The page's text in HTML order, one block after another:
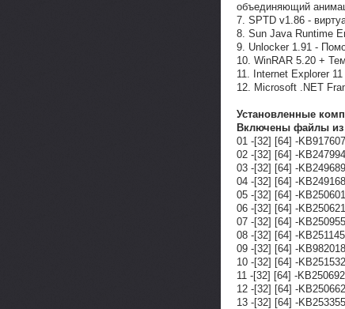
объединяющий
7. SPTD v1.86 -
8. Sun Java Runtime
9. Unlocker 1.91 -
10. WinRAR 5.20 +
11. Internet Explorer
12. Microsoft .NET
Установленные
Включены файлы из
01 -[32] [64] -
02 -[32] [64] -
03 -[32] [64] -
04 -[32] [64] -
05 -[32] [64] -
06 -[32] [64] -
07 -[32] [64] -
08 -[32] [64] -
09 -[32] [64] -
10 -[32] [64] -
11 -[32] [64] -
12 -[32] [64] -
13 -[32] [64] -